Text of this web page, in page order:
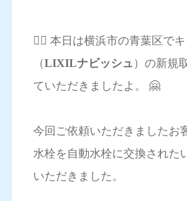
💁‍♀️ 本日は横浜市の青葉区で
（LIXILナビッシュ）の新規
ていただきましたよ。 🤗
今回ご依頼いただきましたお
水栓を自動水栓に交換された
いただきました。